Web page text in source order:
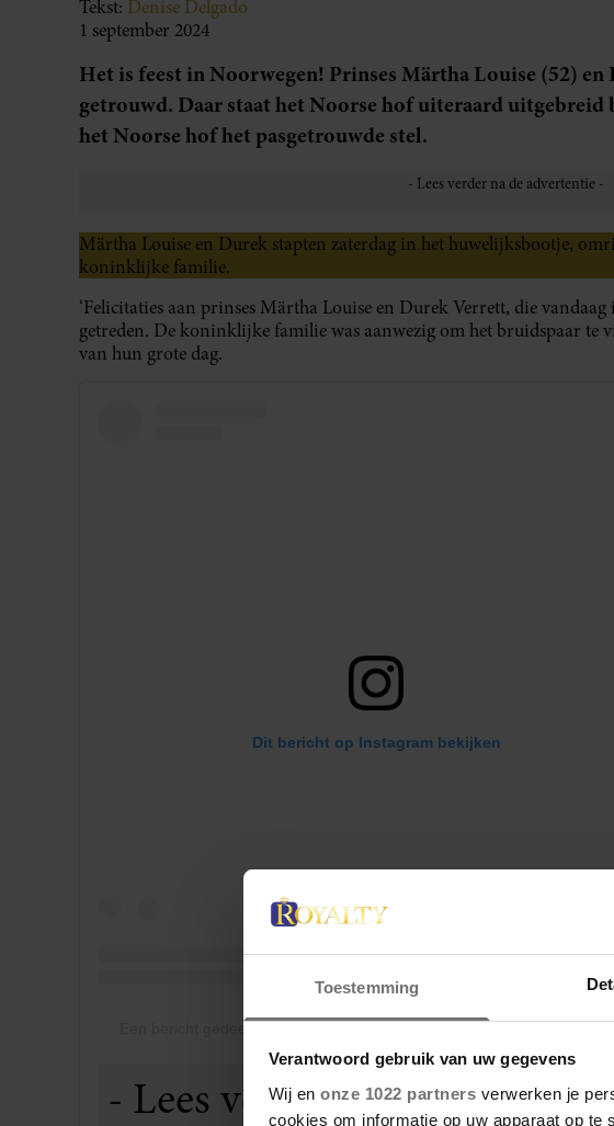
Toestemming
Verantwoord gebruik van uw gegevens
Wij en onze 1022 partners verwerken je
cookies om informatie op uw apparaat op te
Tekst: Denise Delgado
1 september 2024
Het is feest in Noorwegen! Prinses Märtha Louise (52)
getrouwd. Daar staat het Noorse hof uiteraard
het Noorse hof het pasgetrouwde stel.
Märtha Louise en Durek stapten zaterdag in het huwelijksbootje,
koninklijke familie.
‘Felicitaties aan prinses Märtha Louise en Durek Verrett, die
getreden. De koninklijke familie was aanwezig om het bruidspaar te
van hun grote dag.
Dit bericht op Instagram bekijken